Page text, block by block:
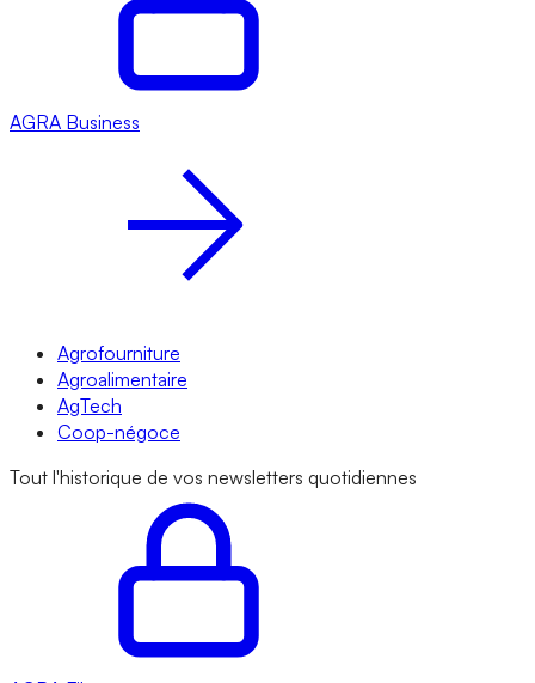
AGRA Business
Agrofourniture
Agroalimentaire
AgTech
Coop-négoce
Tout l'historique de vos newsletters quotidiennes